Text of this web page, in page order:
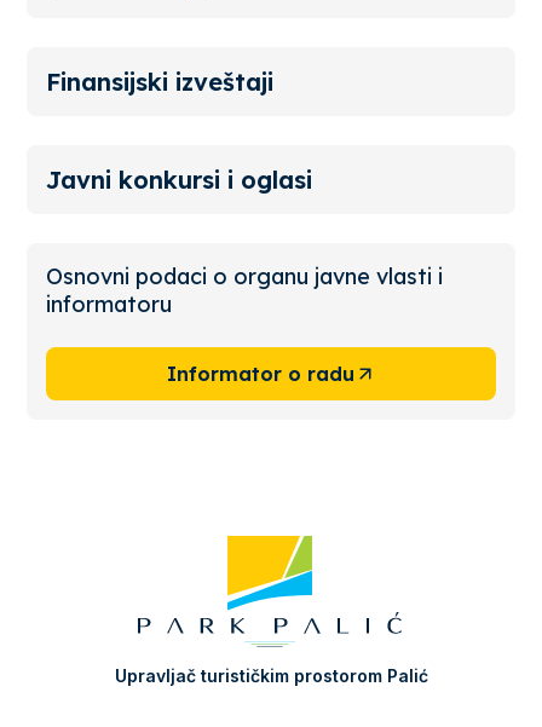
Finansijski izveštaji
Javni konkursi i oglasi
Osnovni podaci o organu javne vlasti i
informatoru
Informator o radu
Upravljač turističkim prostorom Palić